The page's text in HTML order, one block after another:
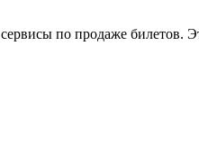
по продаже билетов.